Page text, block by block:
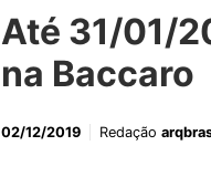
Até 31/01/
na Baccaro
02/12/2019 Redação